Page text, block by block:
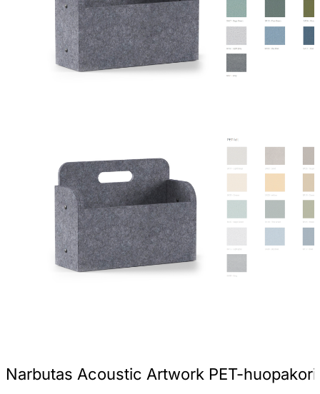
Narbutas Acoustic Artwork PET-huopakori